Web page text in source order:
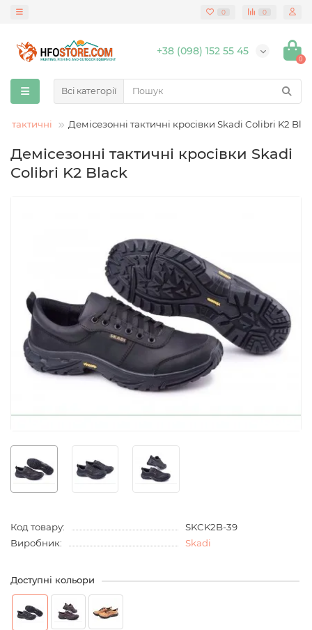
0 0
+38 (098) 152 55 45
0
Всі категорії
тактичні Демісезонні тактичні кросівки Skadi Colibri K2
Демісезонні тактичні кросівки Skadi
Colibri K2 Black
Код товару:
SKCK2B-39
Виробник:
Skadi
Доступні кольори